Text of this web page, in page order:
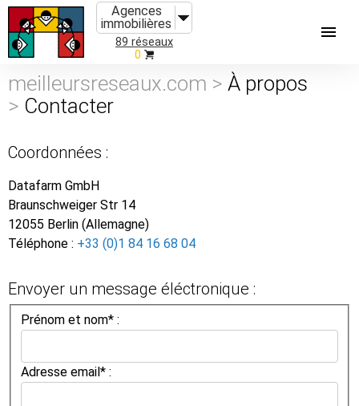
Agences
immobilières
89 réseaux
0
meilleursreseaux.com > À propos
> Contacter
Coordonnées :
Datafarm GmbH
Braunschweiger Str 14
12055 Berlin (Allemagne)
Téléphone : +33 (0)1 84 16 68 04
Envoyer un message éléctronique :
Prénom et nom* :
Adresse email* :